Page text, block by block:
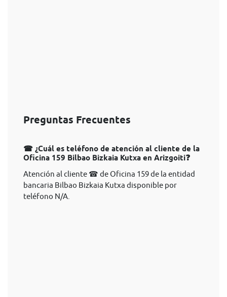
Preguntas Frecuentes
☎ ¿Cuál es teléfono de atención al cliente de la
Oficina 159 Bilbao Bizkaia Kutxa en Arizgoiti❓
Atención al cliente ☎ de Oficina 159 de la entidad
bancaria Bilbao Bizkaia Kutxa disponible por
teléfono N/A.